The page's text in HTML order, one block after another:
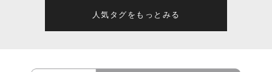
人気タグをもっとみる